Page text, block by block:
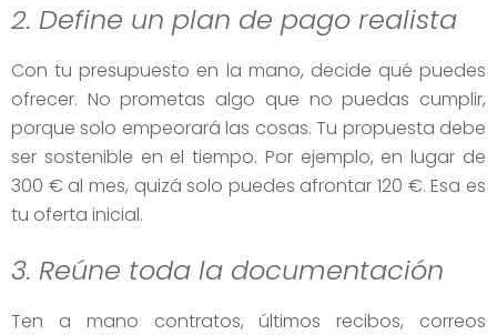
2. Define un plan de pago realista
Con tu presupuesto en la mano, decide qué puedes
ofrecer. No prometas algo que no puedas cumplir,
porque solo empeorará las cosas. Tu propuesta debe
ser sostenible en el tiempo. Por ejemplo, en lugar de
300 € al mes, quizá solo puedes afrontar 120 €. Esa es
tu oferta inicial.
3. Reúne toda la documentación
Ten a mano contratos, últimos recibos, correos